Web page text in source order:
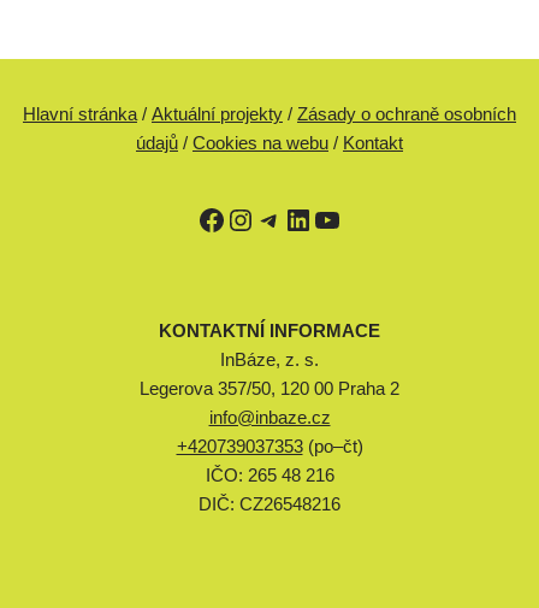
Hlavní stránka / Aktuální projekty / Zásady o ochraně osobních
údajů / Cookies na webu / Kontakt
KONTAKTNÍ INFORMACE
InBáze, z. s.
Legerova 357/50, 120 00 Praha 2
info@inbaze.cz
+420739037353(po–čt)
IČO: 265 48 216
DIČ: CZ26548216